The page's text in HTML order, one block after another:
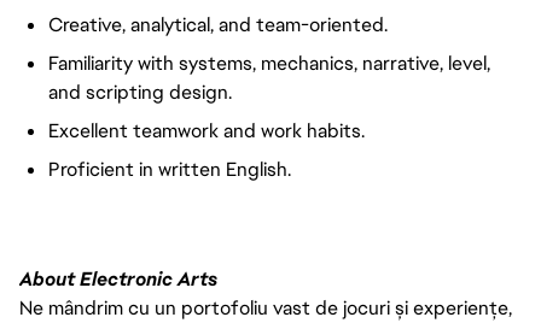
Creative, analytical, and team-oriented.
Familiarity with systems, mechanics, narrative, level,
and scripting design.
Excellent teamwork and work habits.
Proficient in written English.
About Electronic Arts
Ne mândrim cu un portofoliu vast de jocuri și experiențe,